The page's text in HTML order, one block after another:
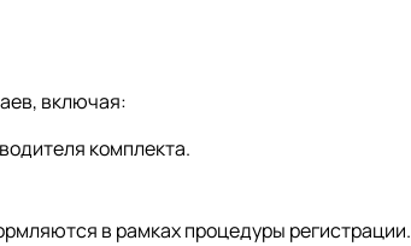
включая:
комплекта.
в рамках процедуры регистрации.